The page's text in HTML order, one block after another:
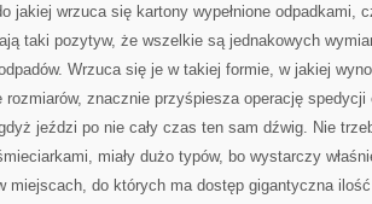
jakiej wrzuca się kartony wypełnione odpadkami,
taki pozytyw, że wszelkie są jednakowych
Wrzuca się je w takiej formie, w jakiej
rozmiarów, znacznie przyśpiesza operację spedycji
jeździ po nie cały czas ten sam dźwig. Nie
miały dużo typów, bo wystarczy
miejscach, do których ma dostęp gigantyczna